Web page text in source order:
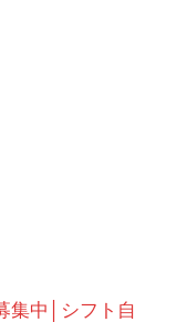
集中│シフト自